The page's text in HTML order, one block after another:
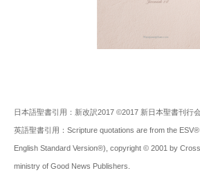
日本語聖書引用：新改訳2017 ©2017 新日本聖書刊行
英語聖書引用：Scripture quotations are from the ESV®
English Standard Version®), copyright © 2001 by
ministry of Good News Publishers.